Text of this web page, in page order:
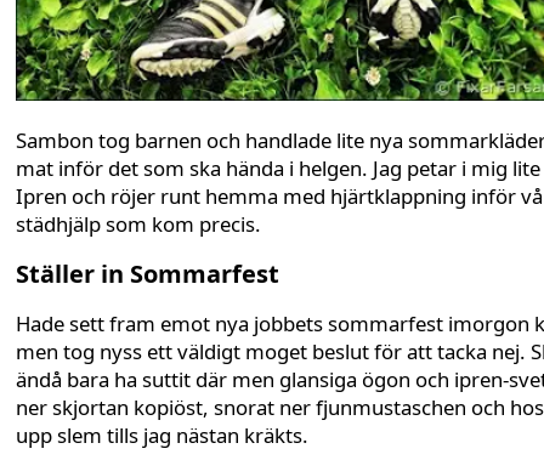
Sambon tog barnen och handlade lite nya
mat inför det som ska hända i helgen. Jag petar i mig
Ipren och röjer runt hemma med hjärtklappning inför
städhjälp som kom precis.
Ställer in Sommarfest
Hade sett fram emot nya jobbets sommarfest imorgon
men tog nyss ett väldigt moget beslut för att tacka nej.
ändå bara ha suttit där men glansiga ögon och ipren-
ner skjortan kopiöst, snorat ner fjunmustaschen och
upp slem tills jag nästan kräkts.